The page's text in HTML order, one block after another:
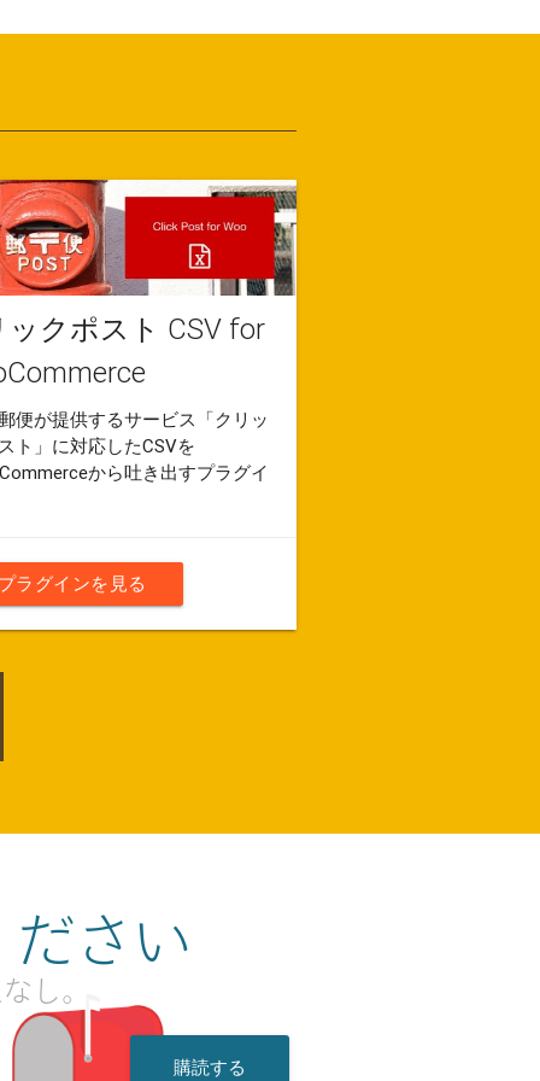
ックポスト CSV for
便が提供するサービス「クリッ
ト」に対応したCSVを
から吐き出すプラグイ
プラグインを見る
ださい
し。